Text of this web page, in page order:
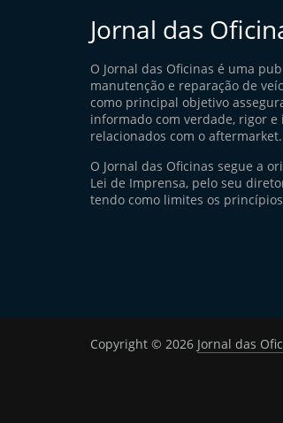
Jornal das
O Jornal das Oficinas é uma
manutenção e reparação de
como principal objetivo
informado com verdade, rigor e
relacionados com o aftermarket.
O Jornal das Oficinas segue a
Lei de Imprensa, pelo seu
tendo como limites os
Copyright © 2026 Jornal das